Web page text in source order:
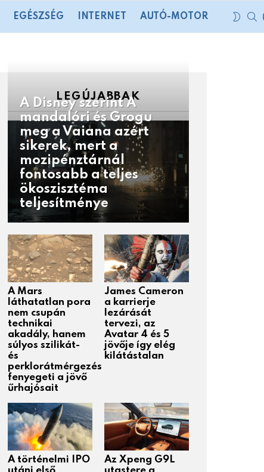
EGÉSZSÉG INTERNET AUTÓ-MOTOR
LEGÚJABBAK
A Disney szerint A
mandalóri és Grogu
meg a Vaiana azért
sikerek, mert a
mozipénztárnál
fontosabb a teljes
ökoszisztéma
teljesítménye
A Mars
láthatatlan pora
nem csupán
technikai
akadály, hanem
súlyos szilikát-
és
perklorátmérgezés
fenyegeti a jövő
űrhajósait
James Cameron
a karrierje
lezárását
tervezi, az
Avatar 4 és 5
jövője így elég
kilátástalan
A történelmi IPO
Az Xpeng G9L